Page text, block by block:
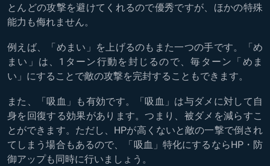
とんどの攻撃を避けてくれるので優秀ですが、ほかの特殊
能力も侮れません。
例えば、「めまい」を上げるのもまた一つの手です。「め
まい」は、1ターン行動を封じるので、毎ターン「めま
い」にすることで敵の攻撃を完封することもできます。
また、「吸血」も有効です。「吸血」は与ダメに対して自
身を回復する効果があります。つまり、被ダメを減らすこ
とができます。ただし、HPが高くないと敵の一撃で倒され
てしまう場合もあるので、「吸血」特化にするならHP・防
御アップも同時に行いましょう。